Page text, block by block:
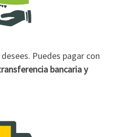
Puedes pagar con
bancaria y